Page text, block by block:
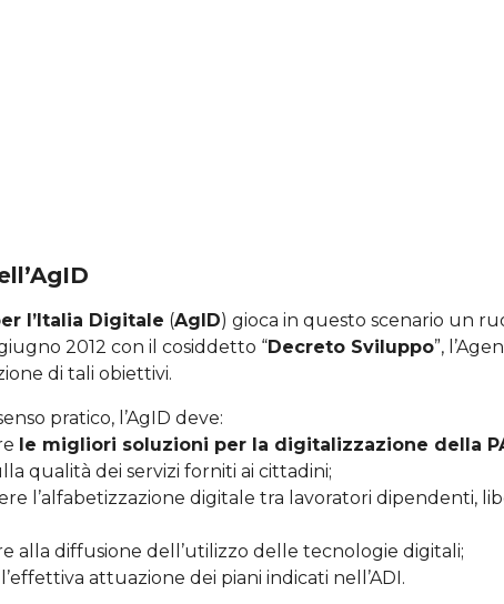
l’Italia Digitale (AgID) gioca in questo scenario un
2012 con il cosiddetto “Decreto Sviluppo”,
di tali obiettivi.
pratico, l’AgID deve:
le migliori soluzioni per la digitalizzazione della
qualità dei servizi forniti ai cittadini;
l’alfabetizzazione digitale tra lavoratori dipendenti,
alla diffusione dell’utilizzo delle tecnologie digitali;
attuazione dei piani indicati nell’ADI.